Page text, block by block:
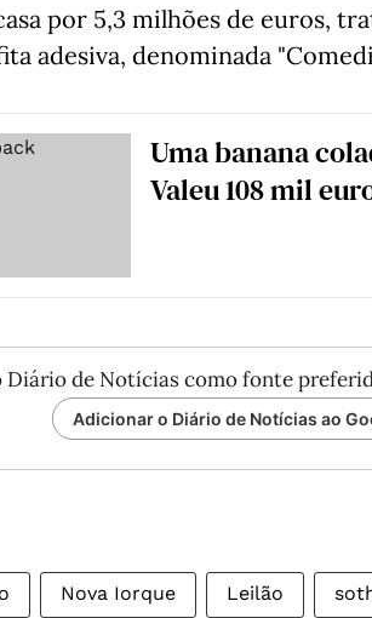
por 5,3 milhões de euros,
adesiva, denominada
Uma banana
Valeu 108 mil
Diário de Notícias como fonte
Adicionar o Diário de Notícias ao
Nova Iorque Leilão